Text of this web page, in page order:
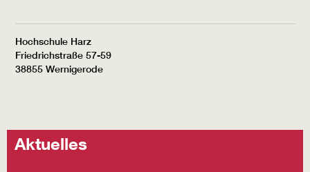
Hochschule Harz
Friedrichstraße 57-59
38855 Wernigerode
Aktuelles